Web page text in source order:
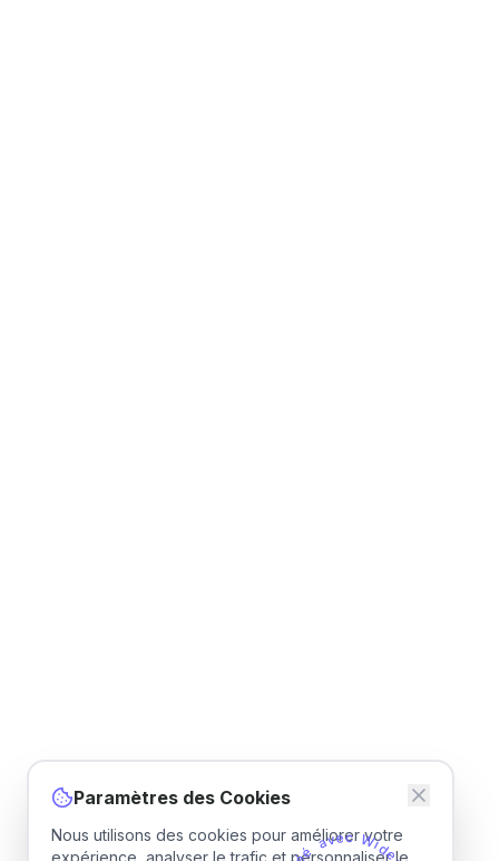
Paramètres des Cookies
Nous utilisons des cookies pour améliorer votre
expérience, analyser le trafic et personnaliser le
r
éé avecWi